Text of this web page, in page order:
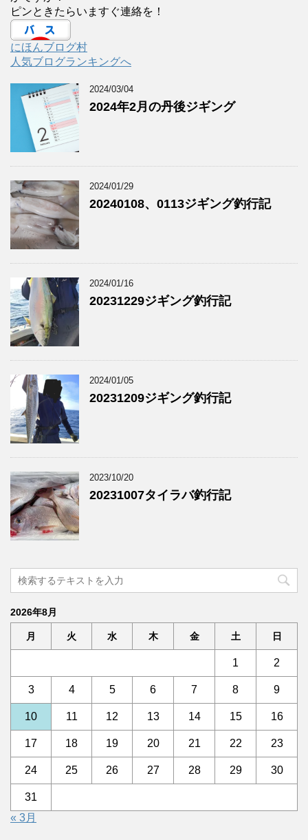
ピンときたらいますぐ連絡を！
にほんブログ村
人気ブログランキングへ
2024/03/04
2024年2月の丹後ジギング
2024/01/29
20240108、0113ジギング釣行記
2024/01/16
20231229ジギング釣行記
2024/01/05
20231209ジギング釣行記
2023/10/20
20231007タイラバ釣行記
2026年8月
月 火 水 木 金 土 日
1 2
3 4 5 6 7 8 9
10 11 12 13 14 15 16
17 18 19 20 21 22 23
24 25 26 27 28 29 30
31
« 3月